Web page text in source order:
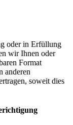
oder in Erfüllung
wir Ihnen oder
Format
anderen
soweit dies